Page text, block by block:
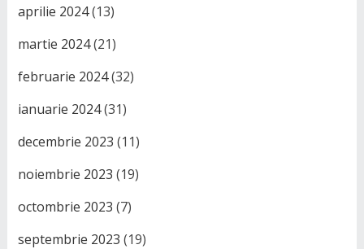
aprilie 2024(13)
martie 2024(21)
februarie 2024(32)
ianuarie 2024(31)
decembrie 2023 (11)
noiembrie 2023 (19)
octombrie 2023 (7)
septembrie 2023 (19)